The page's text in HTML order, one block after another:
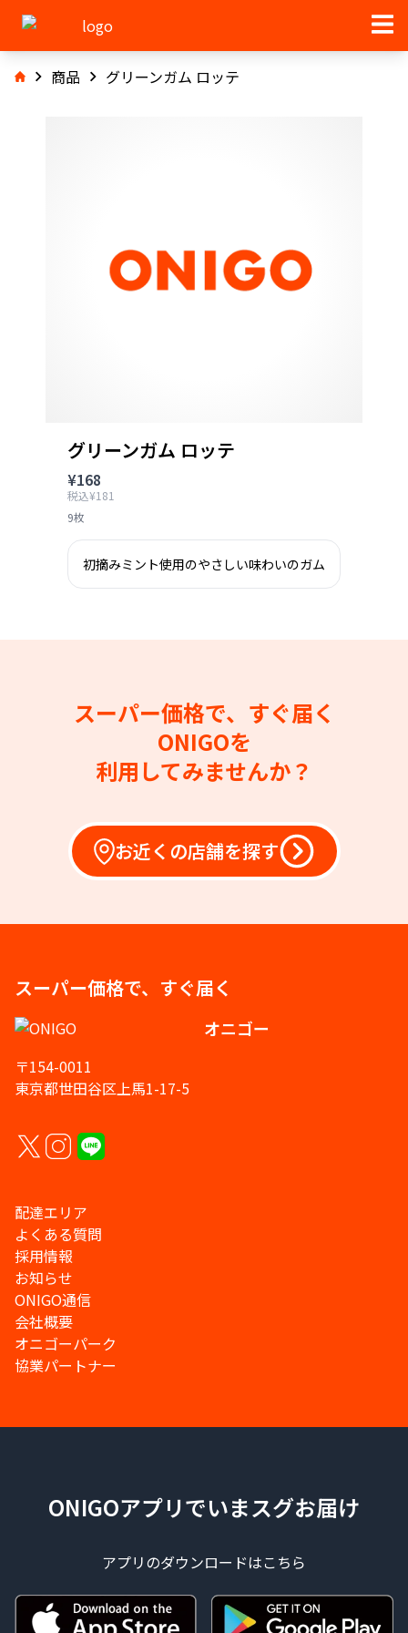
商品 グリーンガム ロッテ
グリーンガム ロッテ
¥168
税込¥181
9枚
初摘みミント使用のやさしい味わいのガム
スーパー価格で、すぐ届く
ONIGOを
利用してみませんか？
お近くの店舗を探す
スーパー価格で、すぐ届く
オニゴー
〒154-0011
東京都世田谷区上馬1-17-5
配達エリア
よくある質問
採用情報
お知らせ
ONIGO通信
会社概要
オニゴーパーク
協業パートナー
ONIGOアプリでいまスグお届け
アプリのダウンロードはこちら